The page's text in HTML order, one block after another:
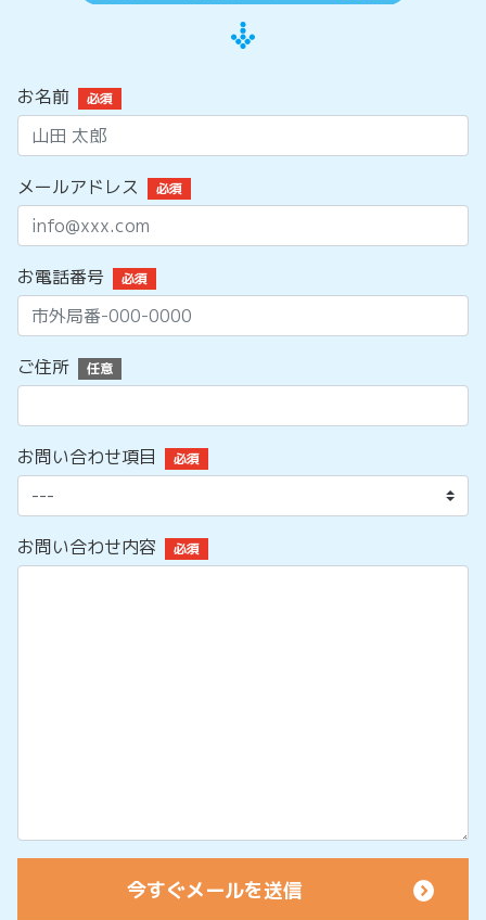
お名前 必須
メールアドレス 必須
お電話番号 必須
ご住所 任意
お問い合わせ項目 必須
お問い合わせ内容 必須